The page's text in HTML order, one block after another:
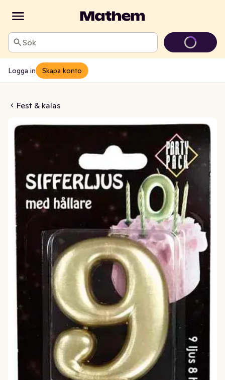
Sök
Logga in Skapa konto
Fest & kalas
9 Guld